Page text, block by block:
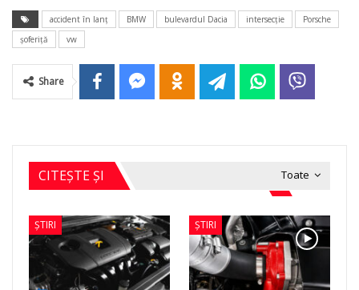
accident în lanț BMW bulevardul Dacia intersecție
Porsche
șoferiță
vw
Share
Toate
CITEȘTE ȘI
ȘTIRI ȘTIRI